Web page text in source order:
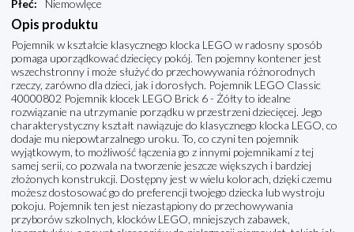
Płeć: Niemowlęce
Opis produktu
Pojemnik w kształcie klasycznego klocka LEGO w radosny sposób
pomaga uporządkować dziecięcy pokój. Ten pojemny kontener jest
wszechstronny i może służyć do przechowywania różnorodnych
rzeczy, zarówno dla dzieci, jak i dorosłych. Pojemnik LEGO Classic
40000802 Pojemnik klocek LEGO Brick 6 - Żółty to idealne
rozwiązanie na utrzymanie porządku w przestrzeni dziecięcej. Jego
charakterystyczny kształt nawiązuje do klasycznego klocka LEGO, co
dodaje mu niepowtarzalnego uroku. To, co czyni ten pojemnik
wyjątkowym, to możliwość łączenia go z innymi pojemnikami z tej
samej serii, co pozwala na tworzenie jeszcze większych i bardziej
złożonych konstrukcji. Dostępny jest w wielu kolorach, dzięki czemu
możesz dostosować go do preferencji twojego dziecka lub wystroju
pokoju. Pojemnik ten jest niezastąpiony do przechowywania
przyborów szkolnych, klocków LEGO, mniejszych zabawek,